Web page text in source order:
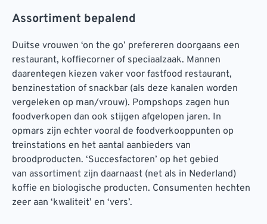
Assortiment bepalend
Duitse vrouwen ‘on the go’ prefereren doorgaans een
restaurant, koffiecorner of speciaalzaak. Mannen
daarentegen kiezen vaker voor fastfood restaurant,
benzinestation of snackbar (als deze kanalen worden
vergeleken op man/vrouw). Pompshops zagen hun
foodverkopen dan ook stijgen afgelopen jaren. In
opmars zijn echter vooral de foodverkooppunten op
treinstations en het aantal aanbieders van
broodproducten. ‘Succesfactoren’ op het gebied
van assortiment zijn daarnaast (net als in Nederland)
koffie en biologische producten. Consumenten hechten
zeer aan ‘kwaliteit’ en ‘vers’.